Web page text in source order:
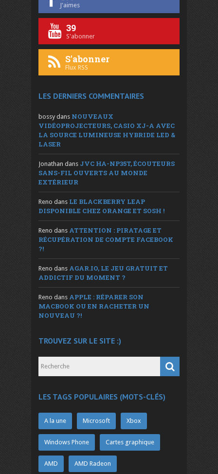
J'aimes
39
S'abonner
S'abonner
Flux RSS
LES DERNIERS COMMENTAIRES
bossy dans NOUVEAUX
VIDÉOPROJECTEURS, CASIO XJ-A AVEC
LA SOURCE LUMINEUSE HYBRIDE LED &
LASER
Jonathan dans JVC HA-NP35T, ÉCOUTEURS
SANS-FIL OUVERTS AU MONDE
EXTÉRIEUR
Reno dans LE BLACKBERRY LEAP
DISPONIBLE CHEZ ORANGE ET SOSH !
Reno dans ATTENTION : PIRATAGE ET
RÉCUPÉRATION DE COMPTE FACEBOOK
?!
Reno dans AGAR.IO, LE JEU GRATUIT ET
ADDICTIF DU MOMENT ?
Reno dans APPLE : RÉPARER SON
MACBOOK OU EN RACHETER UN
NOUVEAU ?!
TROUVEZ SUR LE SITE :)
LES TAGS POPULAIRES (MOTS-CLÉS)
A la une Microsoft Xbox
Windows Phone Cartes graphique
AMD AMD Radeon